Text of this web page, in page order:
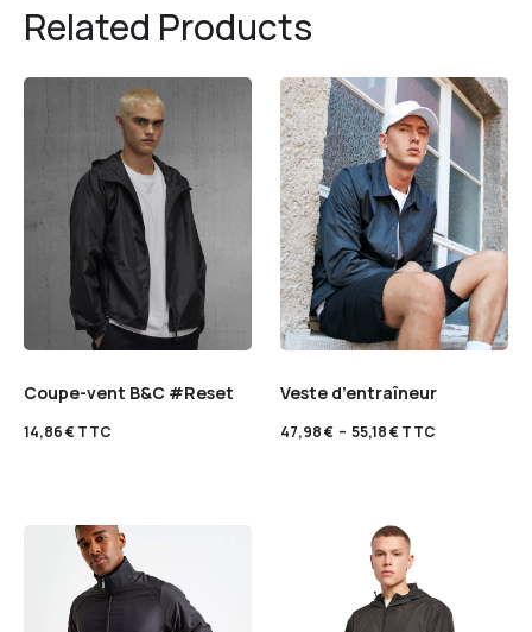
Related Products
Coupe-vent B&C #Reset
14,86€TTC
Veste d’entraîneur
47,98€ – 55,18€TTC